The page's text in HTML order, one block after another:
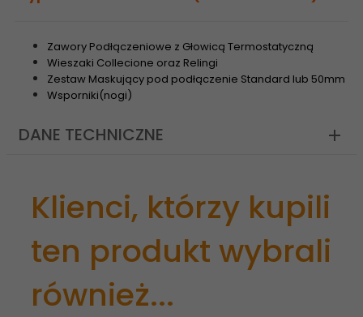
Zawory Podłączeniowe z Głowicą Termostatyczną
Wieszaki Collecione oraz Relingi
Zestaw Maskujący pod podłączenie Standard lub 50mm
Wsporniki(nogi)
DANE TECHNICZNE
Klienci, którzy kupili
ten produkt wybrali
również...